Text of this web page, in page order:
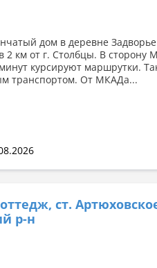
дом в деревне
2 км от г. Столбцы. В сторону
курсируют маршрутки.
транспортом. От МКАДа...
ст.
р-н